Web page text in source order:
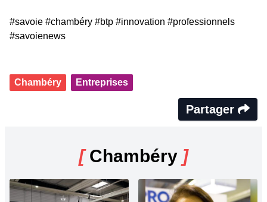
#savoie #chambéry #btp #innovation #professionnels
#savoienews
Chambéry Entreprises
Partager
[Chambéry ]